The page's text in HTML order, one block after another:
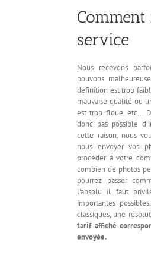
service
Nous recevons
pouvons
définition est trop
mauvaise qualité ou
est trop floue, etc...
donc pas possible
cette raison, nous
nous envoyer vos
procéder à votre
combien de photos
pourrez passer
l'absolu il faut
importantes
classiques, une
tarif affiché
envoyée.